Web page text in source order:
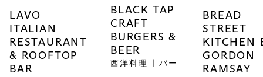
LAVO
ITALIAN
RESTAURANT
& ROOFTOP
BAR
BLACK TAP
CRAFT
BURGERS &
BEER
西洋料理 | バー
BREAD
STREET
KITCHEN
GORDON
RAMSAY